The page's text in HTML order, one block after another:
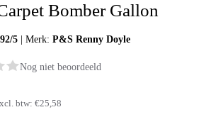
Bomber Gallon
5 |Merk:P&S Renny Doyle
Nog niet beoordeeld
btw:€25,58